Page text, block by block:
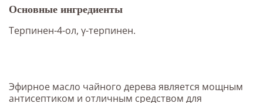
Основные ингредиенты
Терпинен-4-ол, γ-терпинен.
Эфирное масло чайного дерева является мощным
антисептиком и отличным средством для